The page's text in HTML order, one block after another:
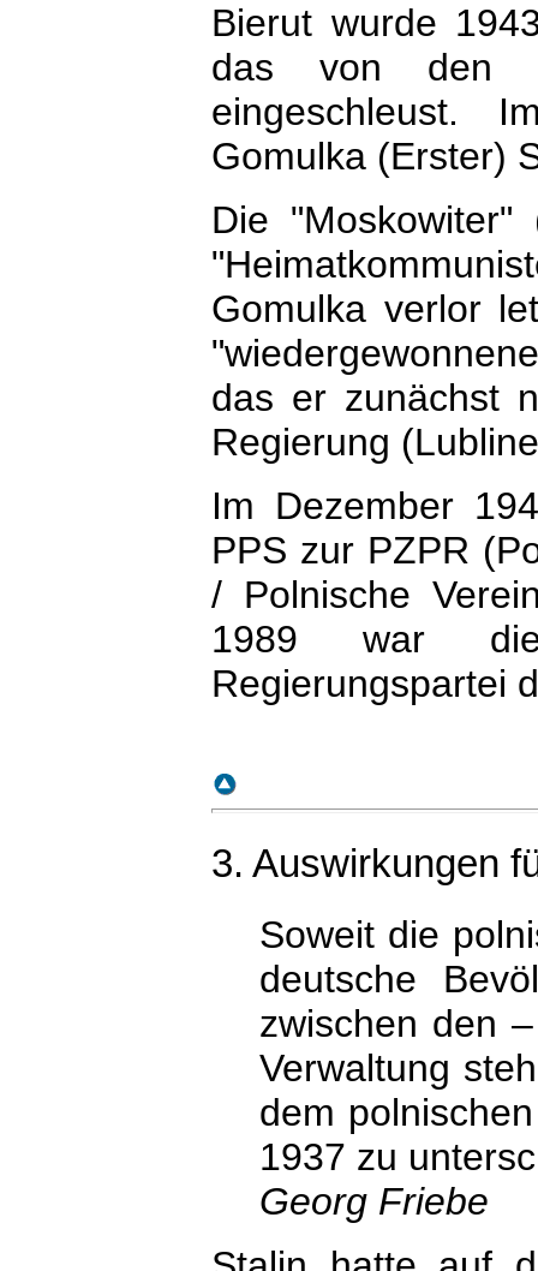
Bierut wurde
das von den
eingeschleust.
Gomulka (Erster)
Die
Gomulka verlor
das er zunächst
Regierung
Im Dezember
PPS zur PZPR
/ Polnische
1989 war die
Regierungspartei
3. Auswirkungen
Soweit die
deutsche
zwischen den
Verwaltung
dem
1937 zu
Georg Friebe